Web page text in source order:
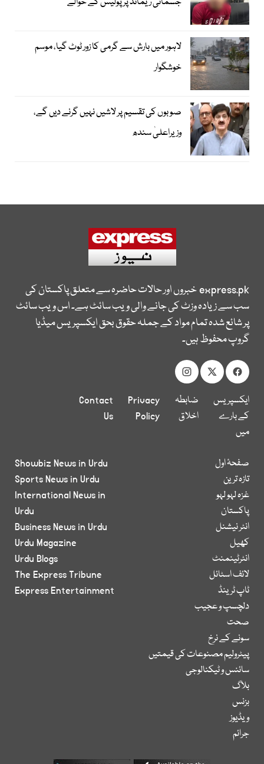
لاہور میں بارش سے گرمی کا زور ٹوٹ گیا، موسم
خوشگوار
صوبوں کی تقسیم پر لاشیں نہیں گرنے دیں گے،
وزیراعلیٰ سندھ
express.pkخبروں اور حالات حاضرہ سے متعلق پاکستان کی
سب سے زیادہ وزٹ کی جانے والی ویب سائٹ ہے۔ اس ویب سائٹ
پر شائع شدہ تمام مواد کے جملہ حقوق بحق ایکسپریس میڈیا
گروپ محفوظ ہیں۔
ایکسپریس
کے بارے
میں
ضابطہ
اخلاق
Privacy
Policy
Contact
Us
صفحۂ اول
تازہ ترین
غزہ لہو لہو
پاکستان
انٹر نیشنل
کھیل
انٹرٹینمنٹ
لائف اسٹائل
ٹاپ ٹرینڈ
دلچسپ و عجیب
صحت
سونے کے نرخ
پیٹرولیم مصنوعات کی قیمتیں
سائنس و ٹیکنالوجی
بلاگ
بزنس
ویڈیوز
جرائم
Showbiz News in Urdu
Sports News in Urdu
International News in
Urdu
Business News in Urdu
Urdu Magazine
Urdu Blogs
The Express Tribune
Express Entertainment